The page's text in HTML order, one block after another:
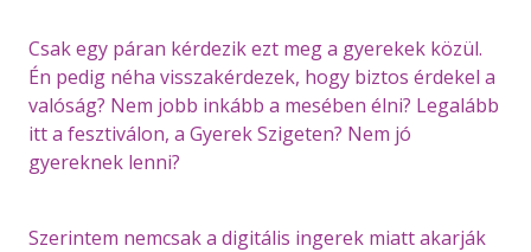
Csak egy páran kérdezik ezt meg a gyerekek közül.
Én pedig néha visszakérdezek, hogy biztos érdekel a
valóság? Nem jobb inkább a mesében élni? Legalább
itt a fesztiválon, a Gyerek Szigeten? Nem jó
gyereknek lenni?
Szerintem nemcsak a digitális ingerek miatt akarják